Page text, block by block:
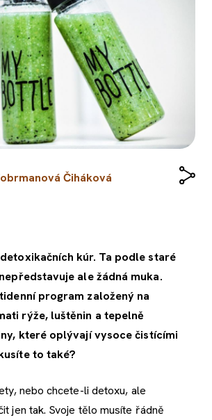
SEX A VZTAHY
PORADNA
Čiháková
kúr. Ta podle staré
ale žádná muka.
program založený na
rýže, luštěnin a tepelně
které oplývají vysoce čistícími
to také?
nebo chcete-li detoxu, ale
jen tak. Svoje tělo musíte řádně